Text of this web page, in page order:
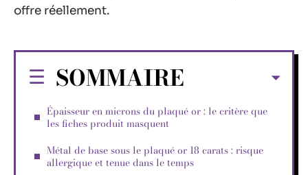
offre réellement.
SOMMAIRE
Épaisseur en microns du plaqué or : le critère que
les fiches produit masquent
Métal de base sous le plaqué or 18 carats : risque
allergique et tenue dans le temps